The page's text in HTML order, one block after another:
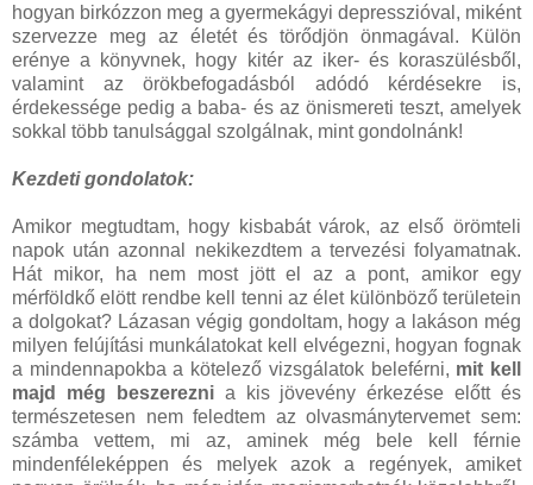
hogyan birkózzon meg a gyermekágyi depresszióval, miként
szervezze meg az életét és törődjön önmagával. Külön
erénye a könyvnek, hogy kitér az iker- és koraszülésből,
valamint az örökbefogadásból adódó kérdésekre is,
érdekessége pedig a baba- és az önismereti teszt, amelyek
sokkal több tanulsággal szolgálnak, mint gondolnánk!
Kezdeti gondolatok:
Amikor megtudtam, hogy kisbabát várok, az első örömteli
napok után azonnal nekikezdtem a tervezési folyamatnak.
Hát mikor, ha nem most jött el az a pont, amikor egy
mérföldkő elött rendbe kell tenni az élet különböző területein
a dolgokat? Lázasan végig gondoltam, hogy a lakáson még
milyen felújítási munkálatokat kell elvégezni, hogyan fognak
a mindennapokba a kötelező vizsgálatok beleférni, mit kell
majd még beszereznia kis jövevény érkezése előtt és
természetesen nem feledtem az olvasmánytervemet sem:
számba vettem, mi az, aminek még bele kell férnie
mindenféleképpen és melyek azok a regények, amiket